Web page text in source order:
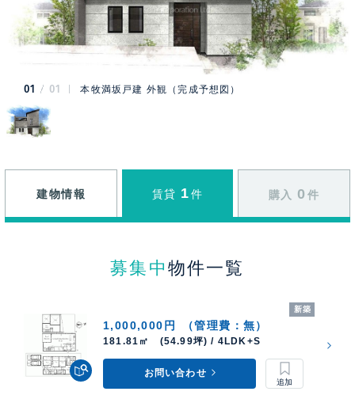
01 01 本牧満坂戸建 外観（完成予想図）
建物情報 賃貸 1 件 購入 0 件
募集中 物件一覧
新築
1,000,000円 （管理費：無）
181.81㎡ (54.99坪) / 4LDK+S
お問い合わせ